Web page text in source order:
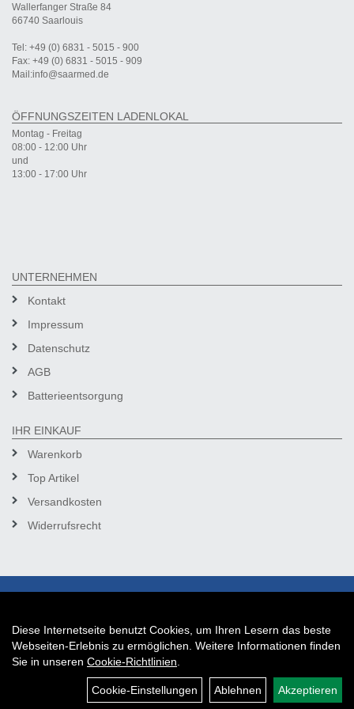
Wallerfanger Straße 84
66740 Saarlouis
Tel: +49 (0) 6831 - 5015 - 900
Fax: +49 (0) 6831 - 5015 - 909
Mail:info@saarmed.de
ÖFFNUNGSZEITEN LADENLOKAL
Montag - Freitag
08:00 - 12:00 Uhr
und
13:00 - 17:00 Uhr
UNTERNEHMEN
Kontakt
Impressum
Datenschutz
AGB
Batterieentsorgung
IHR EINKAUF
Warenkorb
Top Artikel
Versandkosten
Widerrufsrecht
Diese Internetseite benutzt Cookies, um Ihren Lesern das beste
Webseiten-Erlebnis zu ermöglichen. Weitere Informationen finden
Sie in unseren Cookie-Richtlinien
Cookie-Einstellungen Ablehnen Akzeptieren
Auftrag widerrufen